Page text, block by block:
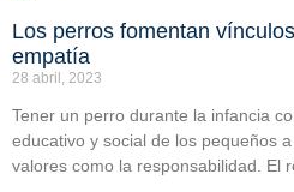
Los perros fomentan
empatía
28 abril, 2023
Tener un perro durante la infancia
educativo y social de los pequeños
valores como la responsabilidad. El